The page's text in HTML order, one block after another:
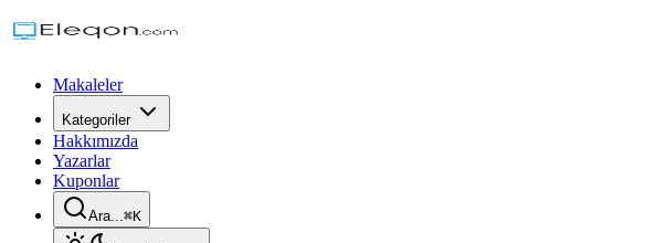
Makaleler
Kategoriler
Hakkımızda
Yazarlar
Kuponlar
Ara...⌘K